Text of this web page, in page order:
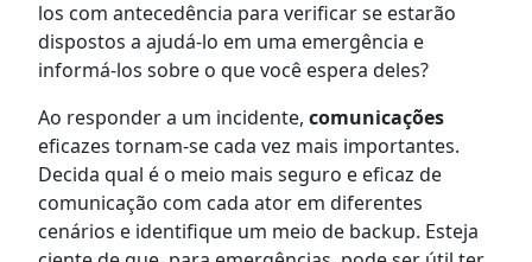
los com antecedência para verificar se estarão
dispostos a ajudá-lo em uma emergência e
informá-los sobre o que você espera deles?
Ao responder a um incidente, comunicações
eficazes tornam-se cada vez mais importantes.
Decida qual é o meio mais seguro e eficaz de
comunicação com cada ator em diferentes
cenários e identifique um meio de backup. Esteja